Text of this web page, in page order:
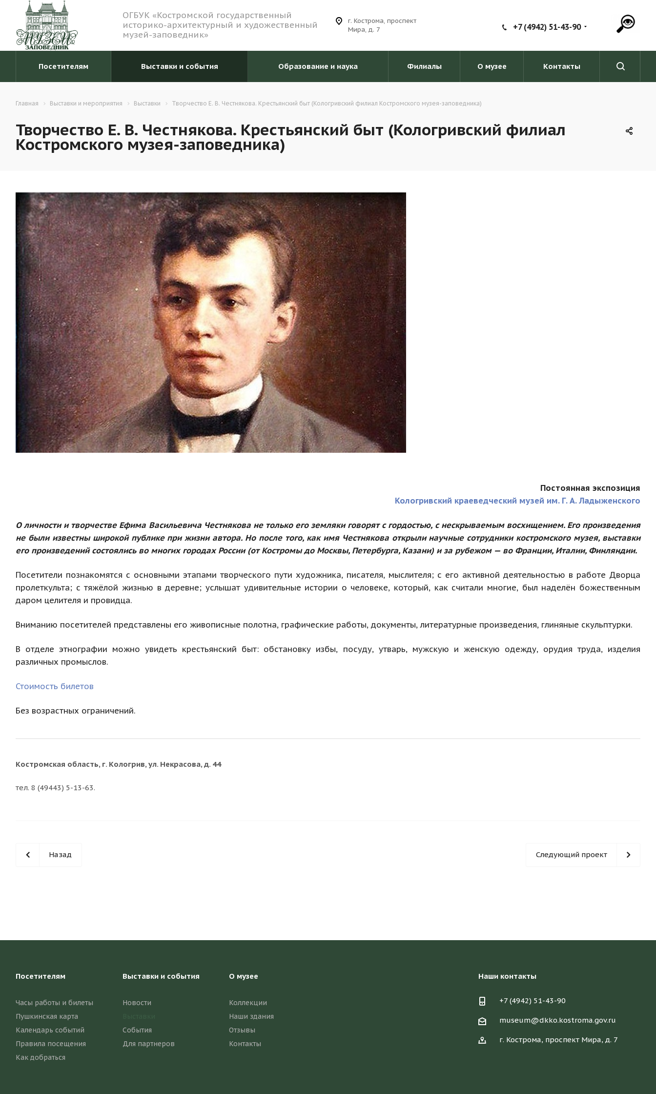
ОГБУК «Костромской государственный
историко-архитектурный и художественный
музей-заповедник»
г. Кострома, проспект
Мира, д. 7
+7 (4942) 51-43-90
Посетителям Выставки и события Образование и наука Филиалы О музее Контакты
Главная Выставки и мероприятия Выставки Творчество Е. В. Честнякова. Крестьянский быт (Кологривский филиал Костромского музея-заповедника)
Творчество Е. В. Честнякова. Крестьянский быт (Кологривский филиал
Костромского музея-заповедника)
Постоянная экспозиция
Кологривский краеведческий музей им. Г. А. Ладыженского
О личности и творчестве Ефима Васильевича Честнякова не только его землякиговорят с гордостью, с нескрываемым восхищением. Его произведения
не были известны широкой публике при жизни автора. Но после того, как имя Честнякова открыли научные сотрудники костромского музея, выставки
его произведений состоялись во многих городах России (от Костромы до Москвы, Петербурга, Казани) и за рубежом — во Франции, Италии, Финляндии.
Посетители познакомятся с основными этапами творческого пути художника, писателя, мыслителя; с его активной деятельностью в работе Дворца
пролеткульта; с тяжёлой жизнью в деревне; услышат удивительные истории о человеке, который, как считали многие, был наделён божественным
даром целителя и провидца.
Вниманию посетителей представлены его живописные полотна, графические работы, документы, литературные произведения, глиняные скульптурки.
В отделе этнографии можно увидеть крестьянский быт: обстановку избы, посуду, утварь, мужскую и женскую одежду, орудия труда, изделия
различных промыслов.
Стоимость билетов
Без возрастных ограничений.
Костромская область, г. Кологрив, ул. Некрасова, д. 44
тел. 8 (49443) 5-13-63.
Назад Следующий проект
Посетителям
Часы работы и билеты
Пушкинская карта
Календарь событий
Правила посещения
Как добраться
Выставки и события
Новости
События
Для партнеров
О музее
Коллекции
Наши здания
Отзывы
Контакты
Наши контакты
+7 (4942) 51-43-90
museum@dkko.kostroma.gov.ru
г. Кострома, проспект Мира, д. 7